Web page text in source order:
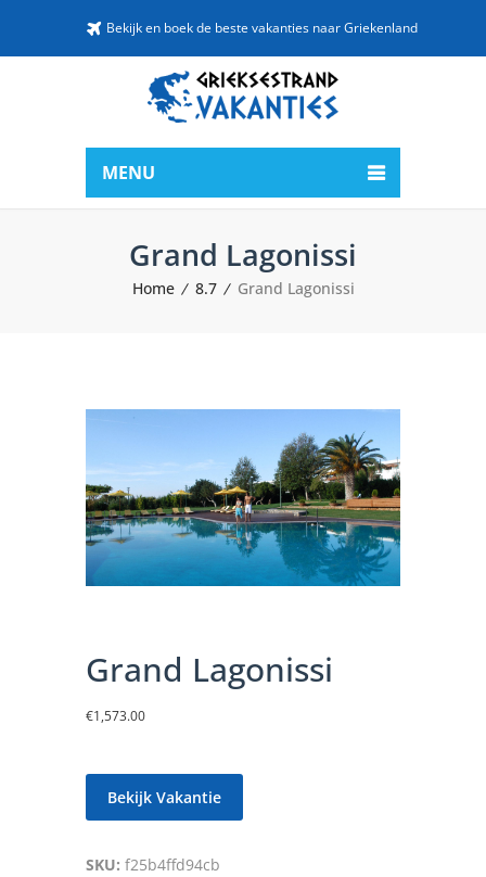
Bekijk en boek de beste vakanties naar Griekenland
MENU
Grand Lagonissi
Home 8.7 Grand Lagonissi
Grand Lagonissi
€1,573.00
Bekijk Vakantie
SKU: f25b4ffd94cb